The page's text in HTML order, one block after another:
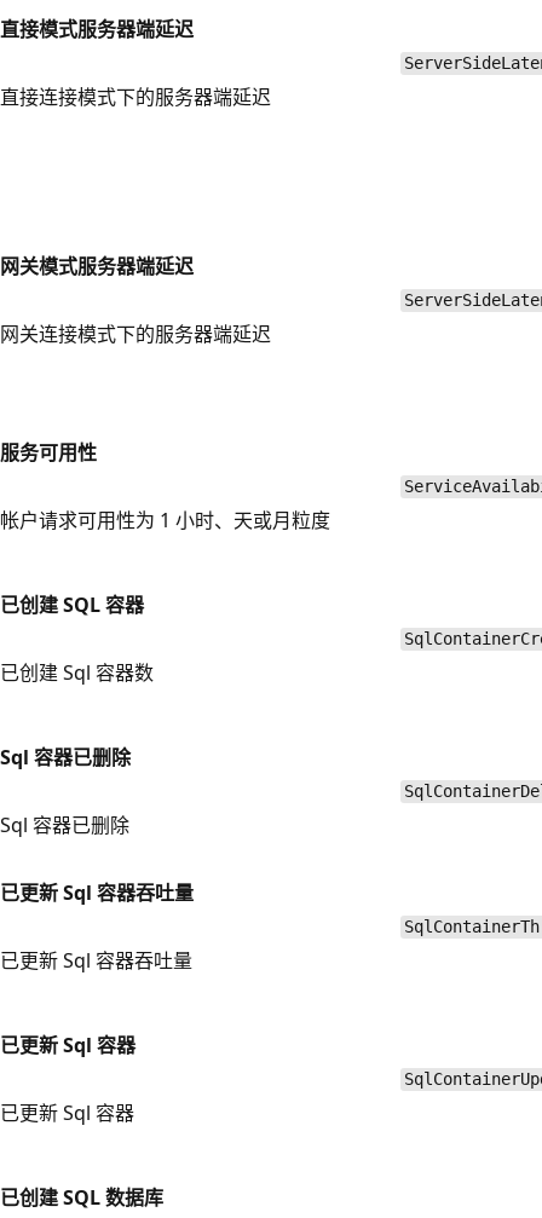
直接模式服务器端延迟
直接连接模式下的服务器端延迟
网关模式服务器端延迟
网关连接模式下的服务器端延迟
服务可用性
帐户请求可用性为 1 小时、天或月粒度
已创建 SQL 容器
已创建 Sql 容器数
Sql 容器已删除
Sql 容器已删除
已更新 Sql 容器吞吐量
已更新 Sql 容器吞吐量
已更新 Sql 容器
已更新 Sql 容器
已创建 SQL 数据库